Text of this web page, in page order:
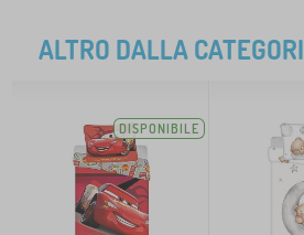
ALTRO DALLA
DISPONIBILE